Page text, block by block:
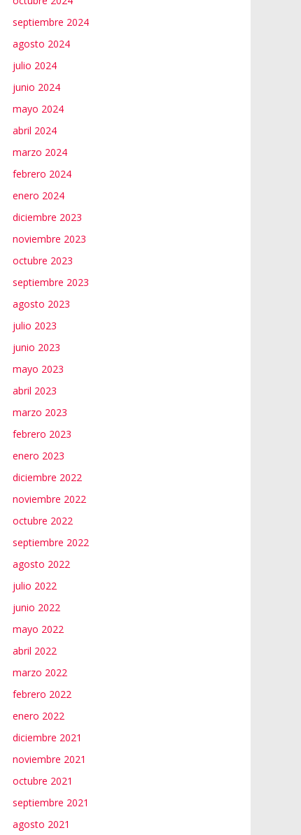
septiembre 2024
agosto 2024
julio 2024
junio 2024
mayo 2024
abril 2024
marzo 2024
febrero 2024
enero 2024
diciembre 2023
noviembre 2023
octubre 2023
septiembre 2023
agosto 2023
julio 2023
junio 2023
mayo 2023
abril 2023
marzo 2023
febrero 2023
enero 2023
diciembre 2022
noviembre 2022
octubre 2022
septiembre 2022
agosto 2022
julio 2022
junio 2022
mayo 2022
abril 2022
marzo 2022
febrero 2022
enero 2022
diciembre 2021
noviembre 2021
octubre 2021
septiembre 2021
agosto 2021